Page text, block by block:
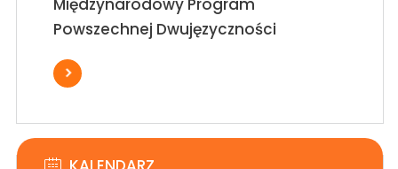
Międzynarodowy Program
Powszechnej Dwujęzyczności